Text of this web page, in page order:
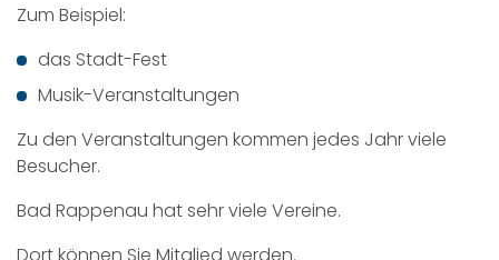
Zum Beispiel:
das Stadt-Fest
Musik-Veranstaltungen
Zu den Veranstaltungen kommen jedes Jahr viele
Besucher.
Bad Rappenau hat sehr viele Vereine.